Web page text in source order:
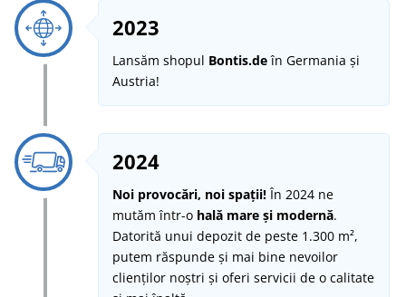
2023
Lansăm shopul Bontis.deîn Germania și
Austria!
2024
Noi provocări, noi spații!În 2024 ne
mutăm într-o hală mare și modernă.
Datorită unui depozit de peste 1.300 m²,
putem răspunde și mai bine nevoilor
clienților noștri și oferi servicii de o calitate